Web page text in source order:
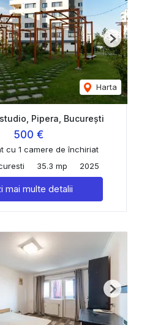
Harta
Next
Pipera, București
500 €
cu 1 camere de închiriat
35.3 mp 2025
mai multe detalii
Next